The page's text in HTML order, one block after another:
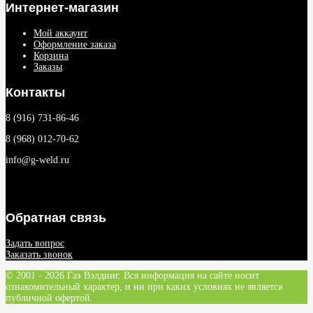
Интернет-магазин
Мой аккаунт
Оформление заказа
Корзина
Заказы
Контакты
8 (916) 731-86-46
8 (968) 012-70-62
info@g-weld.ru
Обратная связь
Задать вопрос
Заказать звонок
© 2001 - 2026 Газ Вэлдинг. Вся информация на сайте носит
ознакомительный характер, и ни при каких условиях не является
публичной офертой.